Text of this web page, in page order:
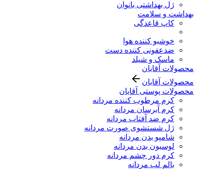
ژل بهداشتی بانوان
بهداشت و سلامت
کاپ قاعدگی
خوشبو کننده هوا
ضدعفونی کننده دست
ماسک و شیلد
محصولات آقایان
محصولات آقایان
محصولات پوستی آقایان
کرم مرطوب کننده مردانه
کرم آبرسان مردانه
کرم ضد آفتاب مردانه
ژل شستشوی صورت مردانه
شامپو بدن مردانه
لوسیون بدن مردانه
کرم دور چشم مردانه
بالم لب مردانه